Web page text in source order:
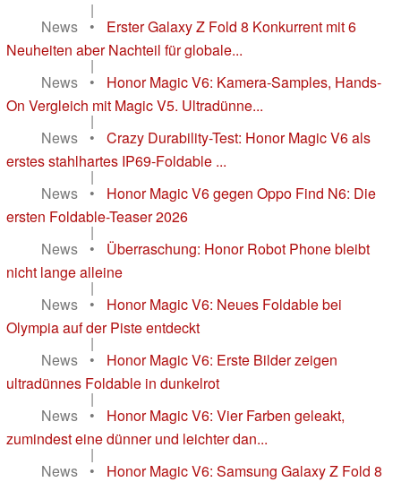
|
News
•
Erster Galaxy Z Fold 8 Konkurrent mit 6
Neuheiten aber Nachteil für globale...
|
News
•
Honor Magic V6: Kamera-Samples, Hands-
On Vergleich mit Magic V5. Ultradünne...
|
News
•
Crazy Durability-Test: Honor Magic V6 als
erstes stahlhartes IP69-Foldable ...
|
News
•
Honor Magic V6 gegen Oppo Find N6: Die
ersten Foldable-Teaser 2026
|
News
•
Überraschung: Honor Robot Phone bleibt
nicht lange alleine
|
News
•
Honor Magic V6: Neues Foldable bei
Olympia auf der Piste entdeckt
|
News
•
Honor Magic V6: Erste Bilder zeigen
ultradünnes Foldable in dunkelrot
|
News
•
Honor Magic V6: Vier Farben geleakt,
zumindest eine dünner und leichter dan...
|
News
•
Honor Magic V6: Samsung Galaxy Z Fold 8